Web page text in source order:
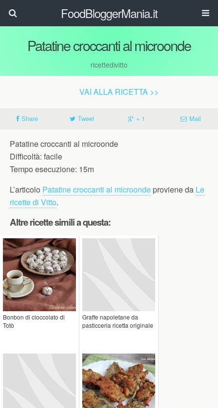
FoodBloggerMania.it
Patatine croccanti al microonde
ricettedivitto
VAI ALLA RICETTA >>
Share Tweet + 1 Mail
Patatine croccanti al microonde
Difficoltà: facile
Tempo esecuzione: 15m
L’articolo Patatine croccanti al microonde proviene da Le
ricette di Vitto.
Altre ricette simili a questa:
Bonbon di cioccolato di
Totò
Graffe napoletane da
pasticceria ricetta originale